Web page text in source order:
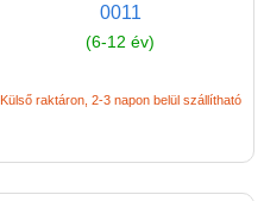
0011
(6-12 év)
Külső raktáron, 2-3 napon belül szállítható